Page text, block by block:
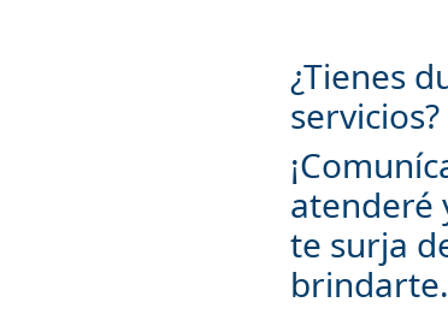
¿Tienes
servicios?
atenderé
te surja
brindarte.